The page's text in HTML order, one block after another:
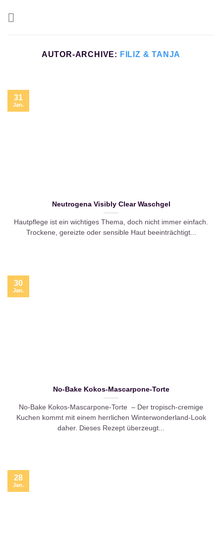
AUTOR-ARCHIVE: FILIZ & TANJA
Neutrogena Visibly Clear Waschgel
Hautpflege ist ein wichtiges Thema, doch nicht immer einfach.
Trockene, gereizte oder sensible Haut beeinträchtigt...
31
Jan.
No-Bake Kokos-Mascarpone-Torte
No-Bake Kokos-Mascarpone-Torte – Der tropisch-cremige
Kuchen kommt mit einem herrlichen Winterwonderland-Look
daher. Dieses Rezept überzeugt...
30
Jan.
28
Jan.